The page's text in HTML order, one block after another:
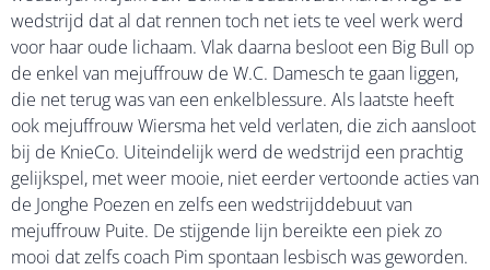
wedstrijd dat al dat rennen toch net iets te veel werk werd
voor haar oude lichaam. Vlak daarna besloot een Big Bull op
de enkel van mejuffrouw de W.C. Damesch te gaan liggen,
die net terug was van een enkelblessure. Als laatste heeft
ook mejuffrouw Wiersma het veld verlaten, die zich aansloot
bij de KnieCo. Uiteindelijk werd de wedstrijd een prachtig
gelijkspel, met weer mooie, niet eerder vertoonde acties van
de Jonghe Poezen en zelfs een wedstrijddebuut van
mejuffrouw Puite. De stijgende lijn bereikte een piek zo
mooi dat zelfs coach Pim spontaan lesbisch was geworden.